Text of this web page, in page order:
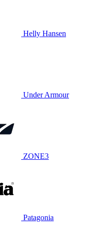
Helly Hansen
Under Armour
ZONE3
Patagonia